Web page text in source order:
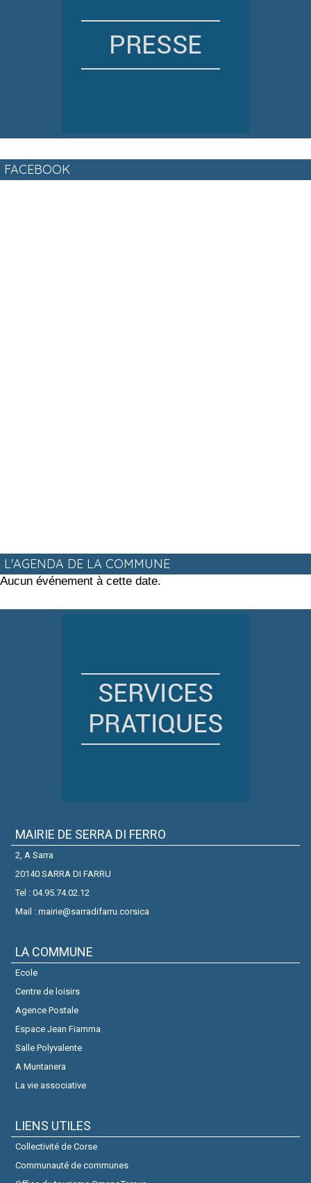
FACEBOOK
L'AGENDA DE LA COMMUNE
Aucun événement à cette date.
MAIRIE DE SERRA DI FERRO
2, A Sarra
20140 SARRA DI FARRU
Tel : 04.95.74.02.12
Mail : mairie@sarradifarru.corsica
LA COMMUNE
Ecole
Centre de loisirs
Agence Postale
Espace Jean Fiamma
Salle Polyvalente
A Muntanera
La vie associative
LIENS UTILES
Collectivité de Corse
Communauté de communes